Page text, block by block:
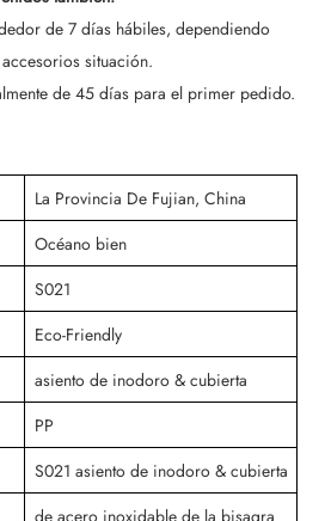
de 7 días hábiles, dependiendo
situación.
de 45 días para el primer pedido.
La Provincia De Fujian, China
Océano bien
S021
Eco-Friendly
asiento de inodoro & cubierta
PP
S021 asiento de inodoro & cubierta